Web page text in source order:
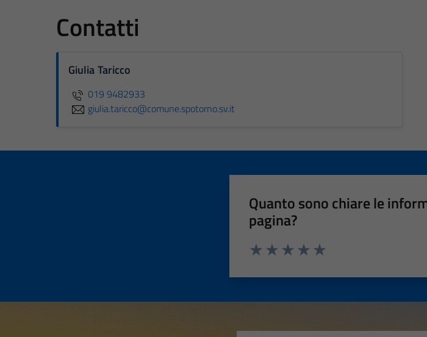
Contatti
Giulia Taricco
019 9482933
giulia.taricco@comune.spotorno.sv.it
Quanto sono chiare le
pagina?